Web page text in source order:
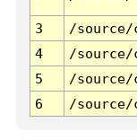
3 /
4
/
5
/
6
/